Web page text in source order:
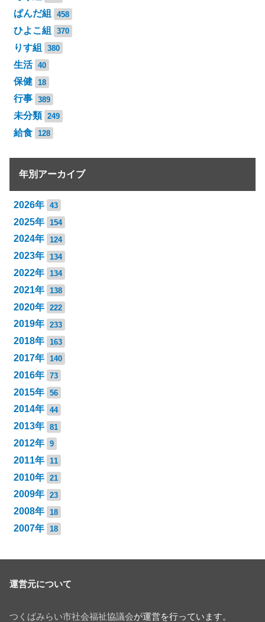
ぱんだ組 458
ひよこ組 370
りす組 380
生活 40
保健 18
行事 389
未分類 249
給食 128
年別アーカイブ
2026年 43
2025年 154
2024年 124
2023年 134
2022年 134
2021年 138
2020年 222
2019年 233
2018年 163
2017年 140
2016年 73
2015年 56
2014年 44
2013年 81
2012年 9
2011年 11
2010年 21
2009年 23
2008年 18
2007年 18
運営元について
つくばみらい市社会福祉協議会が運営を行っています。